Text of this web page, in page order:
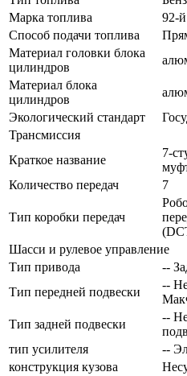
Марка топлива
92-й
Способ подачи топлива
Материал головки блока
цилиндров
Материал блока
цилиндров
Экологический стандарт
Трансмиссия
Краткое название
7-
Количество передач
7
Тип коробки передач
Шасси и рулевое управление
Тип привода
--
Тип передней подвески
--
Тип задней подвески
--
тип усилителя
--
конструкция кузова